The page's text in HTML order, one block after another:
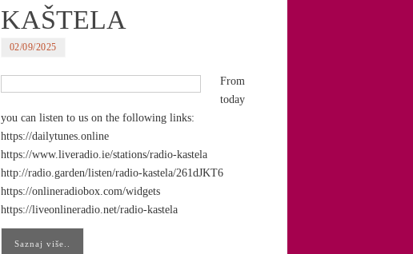
KAŠTELA
02/09/2025
From
today
you can listen to us on the following links:
https://dailytunes.online
https://www.liveradio.ie/stations/radio-kastela
http://radio.garden/listen/radio-kastela/261dJKT6
https://onlineradiobox.com/widgets
https://liveonlineradio.net/radio-kastela
Saznaj više..